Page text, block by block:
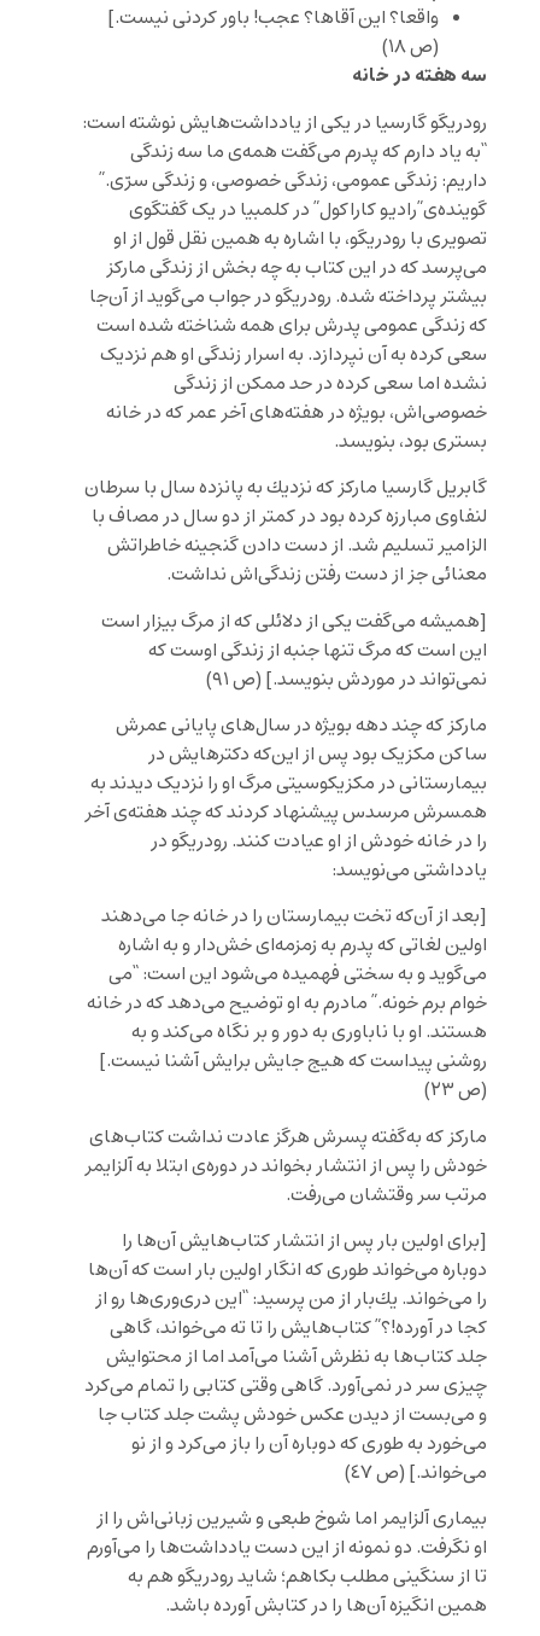
واقعا؟ اين آقاها؟ عجب! باور كردنى نيست.]
(ص ١٨)
سه هفته در خانه
رودریگو گارسیا در یکی از یادداشت‌هایش نوشته است:
“به یاد دارم که پدرم میگفت همهی ما سه زندگی
داریم: زندگی عمومی، زندگی خصوصی، و زندگی سرّی.”
گوینده‌ی”رادیو کاراکول” در کلمبیا در یک گفتگوی
تصویری با رودریگو، با اشاره به همین نقل قول از او
می‌پرسد که در این کتاب به چه بخش از زندگی مارکز
بیشتر پرداخته شده. رودریگو در جواب می‌گوید از آن‌جا
که زندگی عمومی پدرش برای همه شناخته شده است
سعی کرده به آن نپردازد. به اسرار زندگی او هم نزدیک
نشده اما سعی کرده در حد ممکن از زندگی
خصوصی‌اش، بویژه در هفته‌های آخر عمر که در خانه
بستری بود، بنویسد.
گابريل گارسيا ماركز كه نزديك به پانزده سال با سرطان
لنفاوی مبارزه كرده بود در كمتر از دو سال در مصاف با
الزامير تسليم شد. از دست دادن گنجينه خاطراتش
معنائى جز از دست رفتن زندگى‌اش نداشت.
[هميشه میگفت يكى از دلائلى كه از مرگ بيزار است
اين است كه مرگ تنها جنبه از زندگى اوست كه
نمىتواند در موردش بنويسد.] (ص ٩١)
مارکز که چند دهه بویژه در سال‌های پایانی عمرش
ساکن مکزیک بود پس از این‌که دکترهایش در
بیمارستانی در مکزیکوسیتی مرگ او را نزدیک دیدند به
همسرش مرسدس پیشنهاد کردند که چند هفته‌ی آخر
را در خانه خودش از او عیادت کنند. رودریگو در
یادداشتی می‌نویسد:
[بعد از آنكه تخت بيمارستان را در خانه جا مىدهند
اولين لغاتى كه پدرم به زمزمهاى خشدار و به اشاره
مىگويد و به سختى فهميده مىشود اين است: “مى
خوام برم خونه.” مادرم به او توضيح مىدهد كه در خانه
هستند. او با ناباورى به دور و بر نگاه مىكند و به
روشنى پيداست كه هيج جايش برايش آشنا نيست.]
(ص ٢٣)
مارکز که به‌گفته پسرش هرگز عادت نداشت کتاب‌های
خودش را پس از انتشار بخواند در دوره‌ی ابتلا به آلزایمر
مرتب سر وقتشان می‌رفت.
[براى اولين بار پس از انتشار كتابهايش آنها را
دوباره مىخواند طورى كه انگار اولين بار است كه آنها
را مىخواند. يكبار از من پرسيد: “اين درىورىها رو از
كجا در آورده!؟” كتابهايش را تا ته مىخواند، گاهى
جلد كتابها به نظرش آشنا مىآمد اما از محتوايش
چيزى سر در نمىآورد. گاهى وقتى كتابى را تمام مىكرد
و مىبست از ديدن عكس خودش پشت جلد كتاب جا
مىخورد به طورى كه دوباره آن را باز مىكرد و از نو
مىخواند.] (ص ٤٧)
بیماری آلزایمر اما شوخ طبعی و شیرین زبانی‌اش را از
او نگرفت. دو نمونه از این دست یادداشت‌ها را می‌آورم
تا از سنگینی مطلب بکاهم؛ شاید رودریگو هم به
همین انگیزه آن‌ها را در کتابش آورده باشد.